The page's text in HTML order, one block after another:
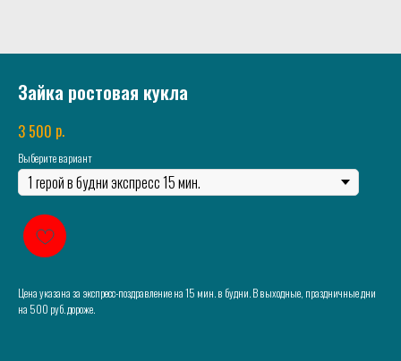
Зайка ростовая кукла
3 500 р.
Выберите вариант
Цена указана за экспресс-поздравление на 15 мин. в будни. В выходные, праздничные дни
на 500 руб. дороже.